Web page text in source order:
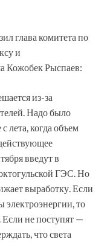
глава комитета по
и
Кожобек Рыспаев:
из-за
Надо было
лета, когда объем
введут в
ГЭС. Но
выработку. Если
то
не поступят —
что света